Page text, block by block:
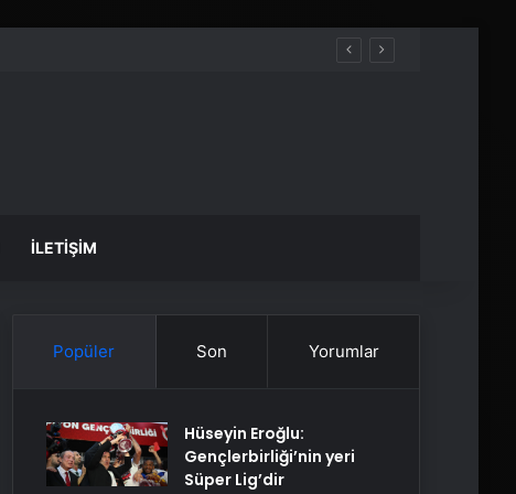
İLETIŞIM
Popüler Son Yorumlar
Hüseyin Eroğlu:
Gençlerbirliği’nin yeri
Süper Lig’dir